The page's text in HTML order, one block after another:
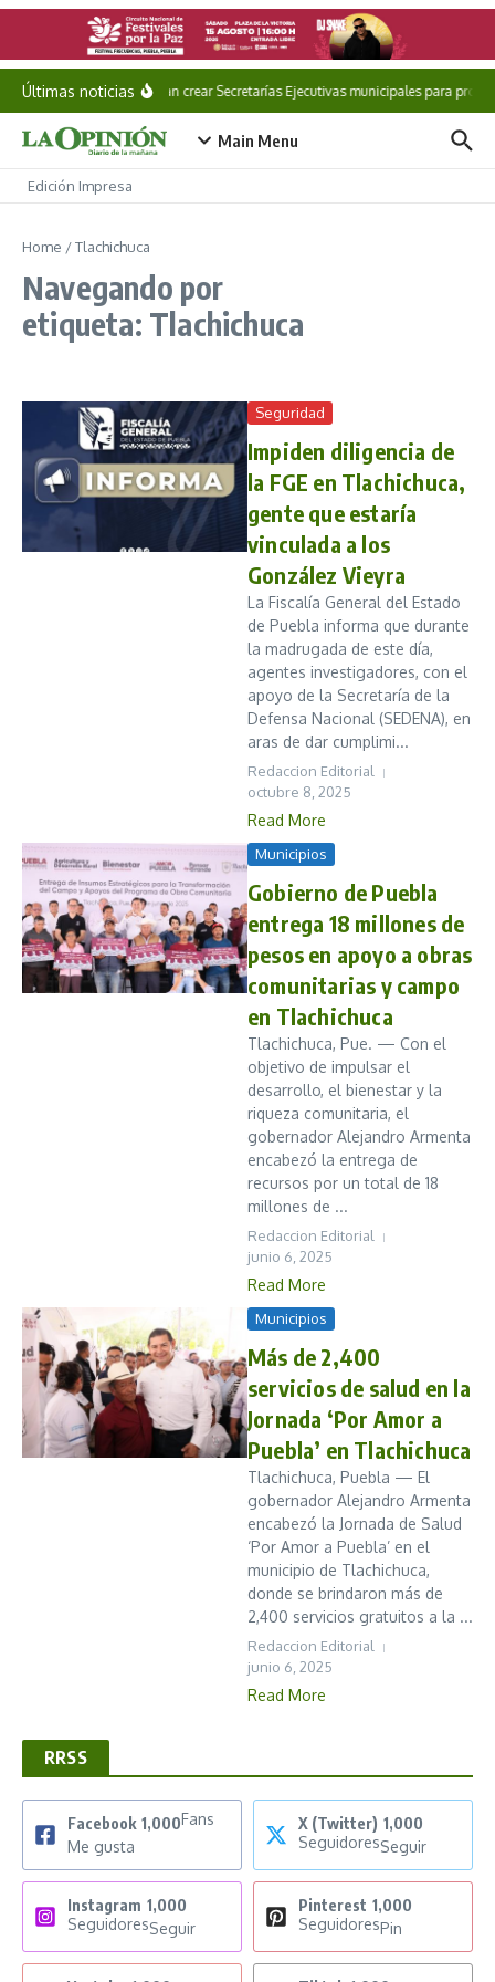
Saltar al contenido
Últimas noticiasPlantean crear Secretarías Ejecutivas municipales para
Main Menu
Edición Impresa
Home /Tlachichuca
Navegando por
etiqueta: Tlachichuca
Seguridad
Impiden diligencia de
la FGE en Tlachichuca,
gente que estaría
vinculada a los
González Vieyra
La Fiscalía General del Estado
de Puebla informa que durante
la madrugada de este día,
agentes investigadores, con el
apoyo de la Secretaría de la
Defensa Nacional (SEDENA), en
aras de dar cumplimi...
Redaccion Editorial
octubre 8, 2025
Read More
Municipios
Gobierno de Puebla
entrega 18 millones de
pesos en apoyo a obras
comunitarias y campo
en Tlachichuca
Tlachichuca, Pue. — Con el
objetivo de impulsar el
desarrollo, el bienestar y la
riqueza comunitaria, el
gobernador Alejandro Armenta
encabezó la entrega de
recursos por un total de 18
millones de ...
Redaccion Editorial
junio 6, 2025
Read More
Municipios
Más de 2,400
servicios de salud en la
Jornada ‘Por Amor a
Puebla’ en Tlachichuca
Tlachichuca, Puebla — El
gobernador Alejandro Armenta
encabezó la Jornada de Salud
‘Por Amor a Puebla’ en el
municipio de Tlachichuca,
donde se brindaron más de
2,400 servicios gratuitos a la ...
Redaccion Editorial
junio 6, 2025
Read More
RRSS
Facebook 1,000Fans
Me gusta
X (Twitter) 1,000
SeguidoresSeguir
Instagram 1,000
SeguidoresSeguir
Pinterest 1,000
SeguidoresPin